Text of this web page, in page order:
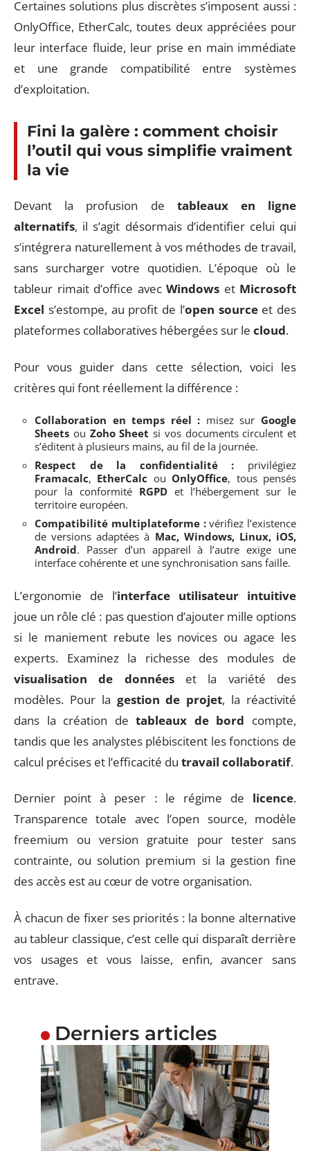
Certaines solutions plus discrètes s’imposent aussi :
OnlyOffice, EtherCalc, toutes deux appréciées pour
leur interface fluide, leur prise en main immédiate
et une grande compatibilité entre systèmes
d’exploitation.
Fini la galère : comment choisir
l’outil qui vous simplifie vraiment
la vie
Devant la profusion de tableaux en ligne
alternatifs, il s’agit désormais d’identifier celui qui
s’intégrera naturellement à vos méthodes de travail,
sans surcharger votre quotidien. L’époque où le
tableur rimait d’office avec Windows et Microsoft
Excel s’estompe, au profit de l’open sourceet des
plateformes collaboratives hébergées sur le cloud.
Pour vous guider dans cette sélection, voici les
critères qui font réellement la différence :
Collaboration en temps réel : misez sur Google
Sheets ou Zoho Sheet si vos documents circulent et
s’éditent à plusieurs mains, au fil de la journée.
Respect de la confidentialité : privilégiez
Framacalc, EtherCalc ou OnlyOffice, tous pensés
pour la conformité RGPD et l’hébergement sur le
territoire européen.
Compatibilité multiplateforme :vérifiez l’existence
de versions adaptées à Mac, Windows, Linux, iOS,
Android. Passer d’un appareil à l’autre exige une
interface cohérente et une synchronisation sans faille.
L’ergonomie de l’interface utilisateur intuitive
joue un rôle clé : pas question d’ajouter mille options
si le maniement rebute les novices ou agace les
experts. Examinez la richesse des modules de
visualisation de donnéeset la variété des
modèles. Pour la gestion de projet, la réactivité
dans la création detableaux de bord compte,
tandis que les analystes plébiscitent les fonctions de
calcul précises et l’efficacité du travail collaboratif.
Dernier point à peser : le régime de licence.
Transparence totale avec l’open source, modèle
freemium ou version gratuite pour tester sans
contrainte, ou solution premium si la gestion fine
des accès est au cœur de votre organisation.
À chacun de fixer ses priorités : la bonne alternative
au tableur classique, c’est celle qui disparaît derrière
vos usages et vous laisse, enfin, avancer sans
entrave.
Derniers articles